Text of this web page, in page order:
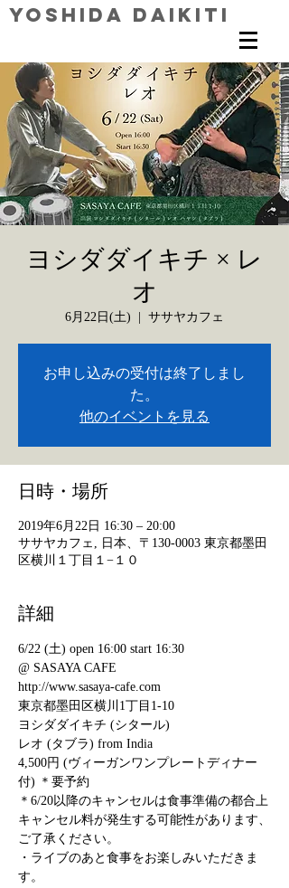
Yoshida Daikiti
ヨシダダイキチ × レ
オ
6月22日(土) ササヤカフェ
お申し込みの受付は終了しまし
た。
他のイベントを見る
日時・場所
2019年6月22日 16:30 – 20:00
ササヤカフェ, 日本、〒130-0003 東京都墨田
区横川１丁目１−１０
詳細
6/22 (土) open 16:00 start 16:30
@ SASAYA CAFE
http://www.sasaya-cafe.com
東京都墨田区横川1丁目1-10
ヨシダダイキチ (シタール)
レオ (タブラ) from India
4,500円 (ヴィーガンワンプレートディナー
付) ＊要予約
＊6/20以降のキャンセルは食事準備の都合上
キャンセル料が発生する可能性があります、
ご了承ください。
・ライブのあと食事をお楽しみいただきま
す。